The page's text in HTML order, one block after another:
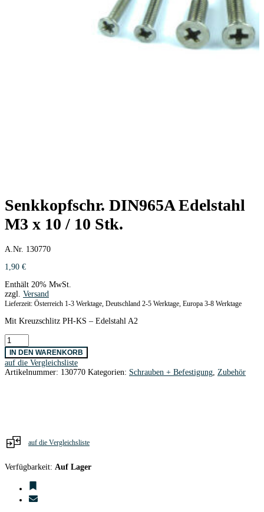
Senkkopfschr. DIN965A Edelstahl
M3 x 10 / 10 Stk.
A.Nr. 130770
1,90 €
Enthält 20% MwSt.
zzgl. Versand
Lieferzeit: Österreich 1-3 Werktage, Deutschland 2-5 Werktage, Europa 3-8 Werktage
Mit Kreuzschlitz PH-KS – Edelstahl A2
Senkkopfschr.
DIN965A
Edelstahl
M3
x
IN DEN WARENKORB
auf die Vergleichsliste
Artikelnummer: 130770 Kategorien: Schrauben + Befestigung Zubehör
auf die Vergleichsliste
Verfügbarkeit: Auf Lager